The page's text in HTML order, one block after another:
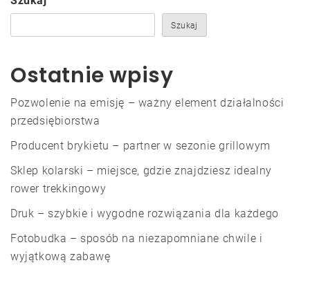
Szukaj
Ostatnie wpisy
Pozwolenie na emisję – ważny element działalności
przedsiębiorstwa
Producent brykietu – partner w sezonie grillowym
Sklep kolarski – miejsce, gdzie znajdziesz idealny
rower trekkingowy
Druk – szybkie i wygodne rozwiązania dla każdego
Fotobudka – sposób na niezapomniane chwile i
wyjątkową zabawę